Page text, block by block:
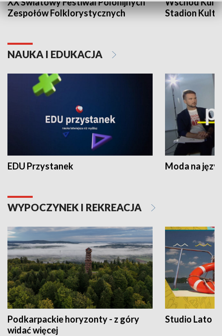
Zespołów Folklorystycznych
Stadion
NAUKA I EDUKACJA
EDU Przystanek Moda na
WYPOCZYNEK I REKREACJA
Podkarpackie horyzonty - z góry
widać więcej
Studio Lato